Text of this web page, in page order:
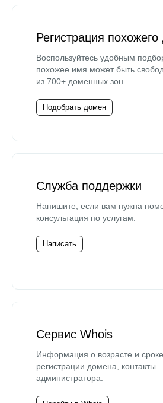
Регистрация
Воспользуйтесь удобным
похожее имя может быть
из 700+ доменных зон.
Подобрать домен
Служба поддержки
Напишите, если вам нужна
консультация по услугам.
Написать
Сервис Whois
Информация о возрасте и сроке
регистрации домена, контакты
администратора.